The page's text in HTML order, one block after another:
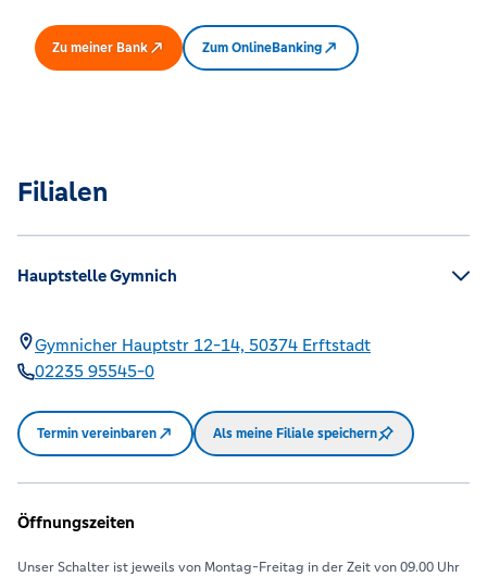
Zu meiner Bank Zum OnlineBanking
Filialen
Hauptstelle Gymnich
Gymnicher Hauptstr 12-14, 50374 Erftstadt
02235 95545-0
Termin vereinbaren Als meine Filiale speichern
Öffnungszeiten
Unser Schalter ist jeweils von Montag-Freitag in der Zeit von 09.00 Uhr